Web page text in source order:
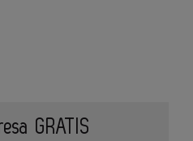
GRATIS